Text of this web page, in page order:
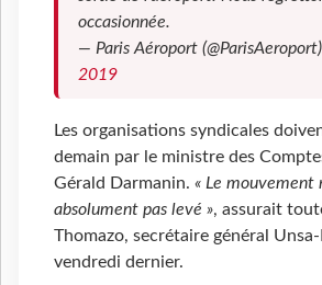
occasionnée.
— Paris Aéroport (@ParisAeroport)
2019
Les organisations syndicales
demain par le ministre des
Gérald Darmanin. « Le mouvement
absolument pas levé », assurait
Thomazo, secrétaire général
vendredi dernier.